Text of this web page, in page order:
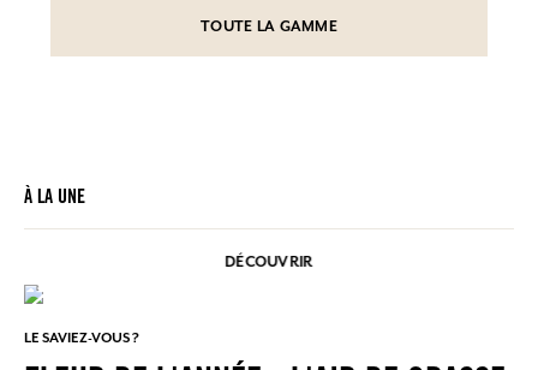
TOUTE LA GAMME
À LA UNE
DÉCOUVRIR
LE SAVIEZ-VOUS ?